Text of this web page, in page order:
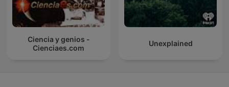
Ciencia y genios -
Cienciaes.com
Unexplained